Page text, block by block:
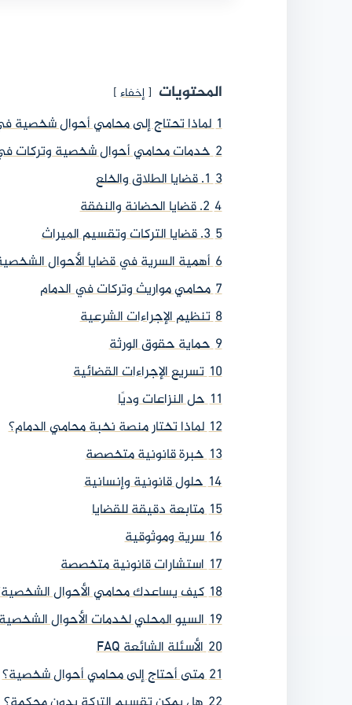
المحتويات إخفاء
1 لماذا تحتاج إلى محامي أحوال شخصية
2 خدمات محامي أحوال شخصية وتركات
3 1. قضايا الطلاق والخلع
4 2. قضايا الحضانة والنفقة
5 3. قضايا التركات وتقسيم الميراث
6 أهمية السرية في قضايا الأحوال
7 محامي مواريث وتركات في الدمام
8 تنظيم الإجراءات الشرعية
9 حماية حقوق الورثة
10 تسريع الإجراءات القضائية
11 حل النزاعات وديًا
12 لماذا تختار منصة نخبة محامي الدمام؟
13 خبرة قانونية متخصصة
14 حلول قانونية وإنسانية
15 متابعة دقيقة للقضايا
16 سرية وموثوقية
17 استشارات قانونية متخصصة
18 كيف يساعدك محامي الأحوال
19 السيو المحلي لخدمات الأحوال
20 الأسئلة الشائعة FAQ
21 متى أحتاج إلى محامي أحوال شخصية؟